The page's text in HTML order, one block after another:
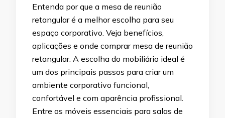
Entenda por que a mesa de reunião
retangular é a melhor escolha para seu
espaço corporativo. Veja benefícios,
aplicações e onde comprar mesa de reunião
retangular. A escolha do mobiliário ideal é
um dos principais passos para criar um
ambiente corporativo funcional,
confortável e com aparência profissional.
Entre os móveis essenciais para salas de